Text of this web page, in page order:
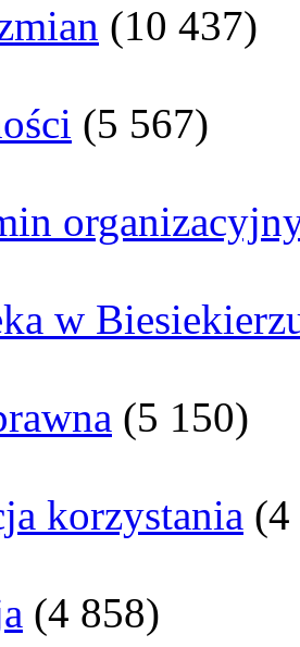
(10 437)
(5 567)
w
(5 150)
korzystania (4
(4 858)